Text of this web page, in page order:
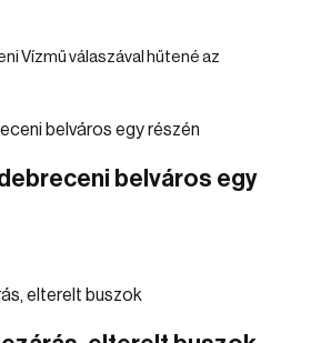
Vízmű válaszával hűtené az
belváros egy